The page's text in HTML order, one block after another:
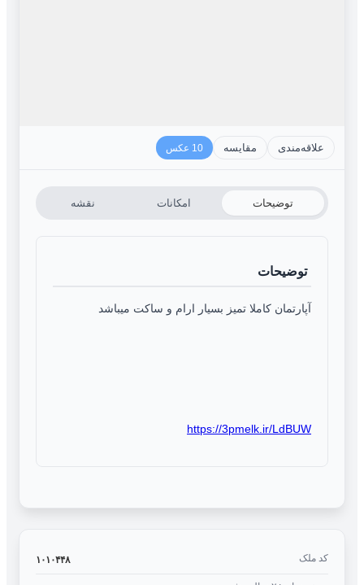
علاقه‌مندی مقایسه 10 عکس
توضیحات امکانات نقشه
توضیحات
آپارتمان کاملا تمیز بسیار ارام و ساکت میباشد
https://3pmelk.ir/LdBUW
کد ملک ۱۰۱۰۴۴۸